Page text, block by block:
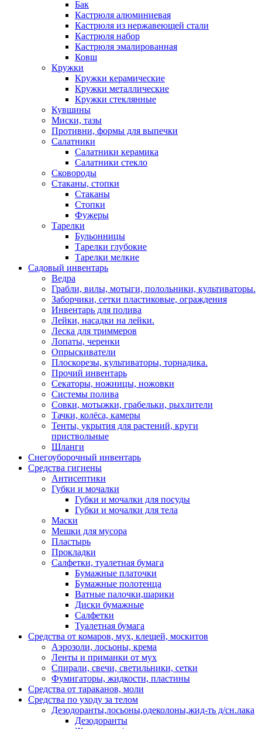
Бак
Кастрюля алюминиевая
Кастрюля из нержавеющей стали
Кастрюля набор
Кастрюля эмалированная
Ковш
Кружки
Кружки керамические
Кружки металлические
Кружки стеклянные
Кувшины
Миски, тазы
Противни, формы для выпечки
Салатники
Салатники керамика
Салатники стекло
Сковороды
Стаканы, стопки
Стаканы
Стопки
Фужеры
Тарелки
Бульонницы
Тарелки глубокие
Тарелки мелкие
Садовый инвентарь
Ведра
Грабли, вилы, мотыги, полольники, культиваторы.
Заборчики, сетки пластиковые, ограждения
Инвентарь для полива
Лейки, насадки на лейки.
Леска для триммеров
Лопаты, черенки
Опрыскиватели
Плоскорезы, культиваторы, торнадика.
Прочий инвентарь
Секаторы, ножницы, ножовки
Системы полива
Совки, мотыжки, грабельки, рыхлители
Тачки, колёса, камеры
Тенты, укрытия для растений, круги
приствольные
Шланги
Снегоуборочный инвентарь
Средства гигиены
Антисептики
Губки и мочалки
Губки и мочалки для посуды
Губки и мочалки для тела
Маски
Мешки для мусора
Пластырь
Прокладки
Салфетки, туалетная бумага
Бумажные платочки
Бумажные полотенца
Ватные палочки,шарики
Диски бумажные
Салфетки
Туалетная бумага
Средства от комаров, мух, клещей, москитов
Аэрозоли, лосьоны, крема
Ленты и приманки от мух
Спирали, свечи, светильники, сетки
Фумигаторы, жидкости, пластины
Средства от тараканов, моли
Средства по уходу за телом
Дезодоранты,лосьоны,одеколоны,жид-ть д/сн.лака
Дезодоранты